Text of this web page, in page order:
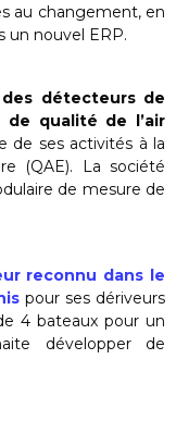
au changement, en
un nouvel ERP.
détecteurs de
qualité de l’air
de ses activités à la
(QAE). La société
de mesure de
reconnu dans le
pour ses dériveurs
4 bateaux pour un
développer de